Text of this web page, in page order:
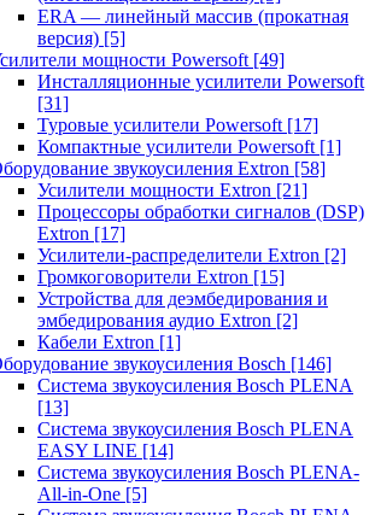
ERA — линейный массив (прокатная
версия) [5]
мощности Powersoft [49]
Инсталляционные усилители Powersoft
[31]
Туровые усилители Powersoft [17]
Компактные усилители Powersoft [1]
звукоусиления Extron [58]
Усилители мощности Extron [21]
Процессоры обработки сигналов (DSP)
Extron [17]
Усилители-распределители Extron [2]
Громкоговорители Extron [15]
Устройства для деэмбедирования и
эмбедирования аудио Extron [2]
Кабели Extron [1]
звукоусиления Bosch [146]
Система звукоусиления Bosch PLENA
[13]
Система звукоусиления Bosch PLENA
EASY LINE [14]
Система звукоусиления Bosch PLENA-
All-in-One [5]